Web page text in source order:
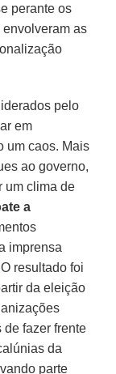
perante os
as
pelo
em
um caos. Mais
ao governo,
um clima de
a
imprensa
resultado foi
da eleição
de fazer frente
da
parte